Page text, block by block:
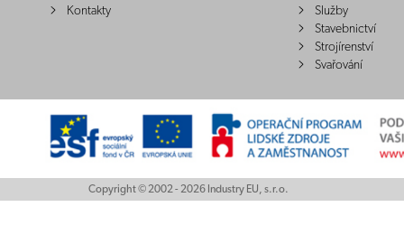
Kontakty
Služby
Stavebnictví
Strojírenství
Svařování
Copyright © 2002 - 2026 Industry EU, s.r.o.